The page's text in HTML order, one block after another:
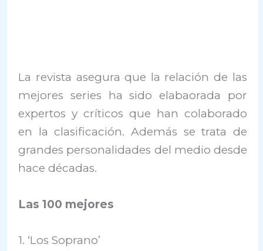
La revista asegura que la relación de las
mejores series ha sido elabaorada por
expertos y críticos que han colaborado
en la clasificación. Además se trata de
grandes personalidades del medio desde
hace décadas.
Las 100 mejores
1. ‘Los Soprano’